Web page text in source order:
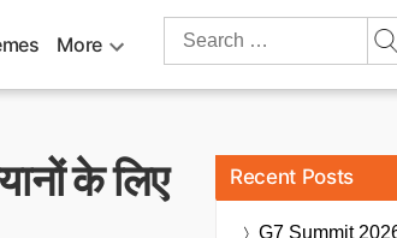
More
Search
के लिए
Recent Posts
G7 Summit